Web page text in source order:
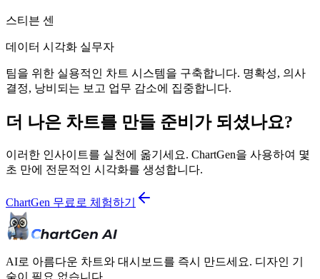
스티븐 센
데이터 시각화 실무자
팀을 위한 실용적인 차트 시스템을 구축합니다. 명확성, 의사
결정, 낭비되는 보고 업무 감소에 집중합니다.
더 나은 차트를 만들 준비가 되셨나요?
이러한 인사이트를 실천에 옮기세요. ChartGen을 사용하여 몇
초 만에 전문적인 시각화를 생성합니다.
ChartGen 무료로 체험하기
AI로 아름다운 차트와 대시보드를 즉시 만드세요. 디자인 기
술이 필요 없습니다.